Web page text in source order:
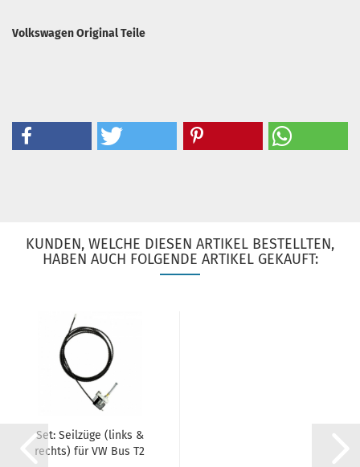
Volkswagen Original Teile
KUNDEN, WELCHE DIESEN ARTIKEL BESTELLTEN,
HABEN AUCH FOLGENDE ARTIKEL GEKAUFT:
Set: Seilzüge (links &
rechts) für VW Bus T2